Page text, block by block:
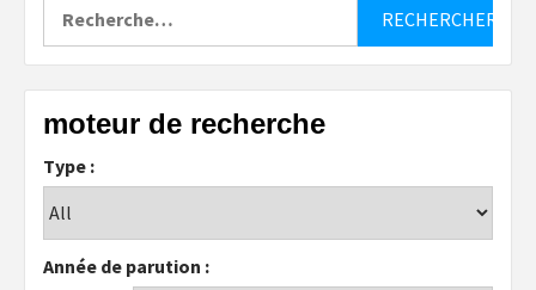
moteur de recherche
Type :
Année de parution :